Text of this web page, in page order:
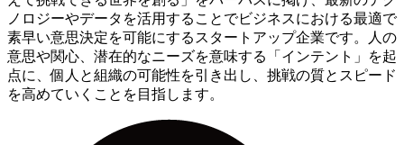
ノロジーやデータを活用することでビジネスにおける最適で
素早い意思決定を可能にするスタートアップ企業です。人の
意思や関心、潜在的なニーズを意味する「インテント」を起
点に、個人と組織の可能性を引き出し、挑戦の質とスピード
を高めていくことを目指します。